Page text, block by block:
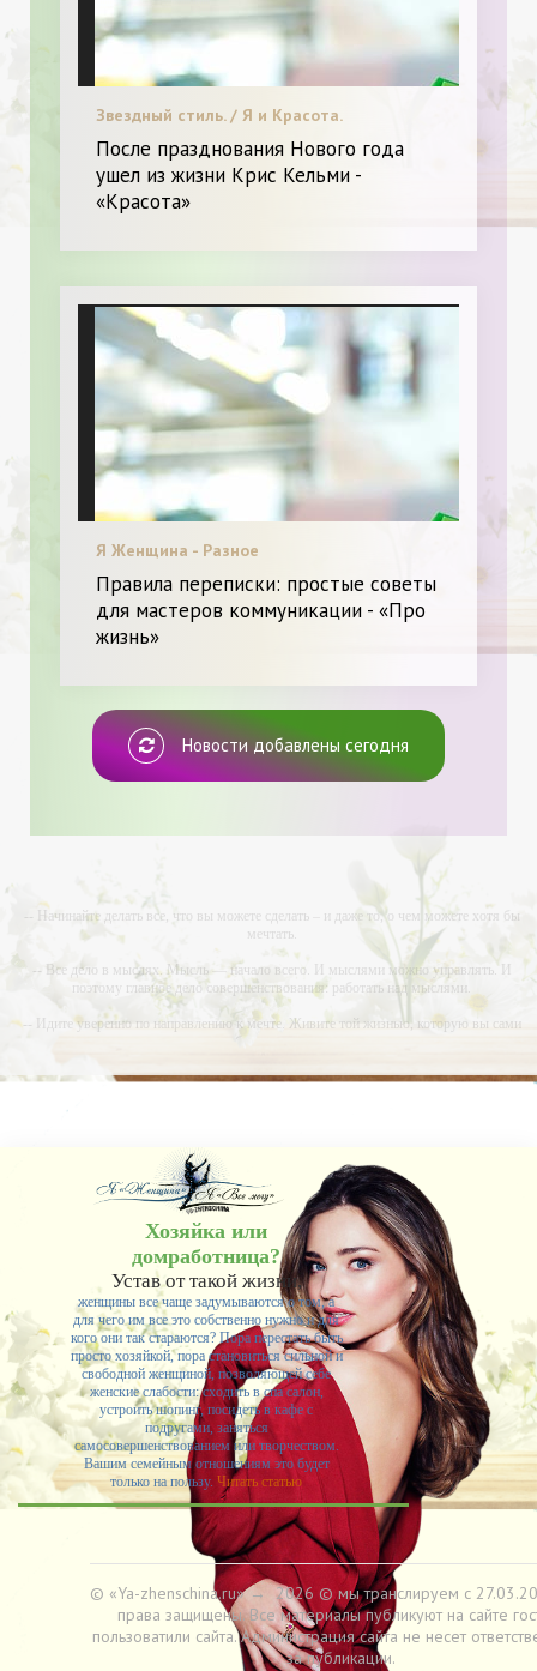
Звездный стиль. / Я и Красота.
После празднования Нового года
ушел из жизни Крис Кельми -
«Красота»
Я Женщина - Разное
Правила переписки: простые советы
для мастеров коммуникации - «Про
жизнь»
Новости добавлены сегодня
-- Начинайте делать все, что вы можете сделать – и даже то, о чем можете хотя бы
мечтать.
-- Все дело в мыслях. Мысль — начало всего. И мыслями можно управлять. И
поэтому главное дело совершенствования: работать над мыслями.
-- Идите уверенно по направлению к мечте. Живите той жизнью, которую вы сами
себе придумали.
-- Самое большое богатство — это ум. Самая большая нищета — глупость. Из всех
никогда не бывает полезен никому, кроме того, кто его дал.
-- Люблю давать советы и очень не люблю, когда их дают мне.
Хозяйка или
домработница?
Устав от такой жизни,
женщины все чаще задумываются о том, а
для чего им все это собственно нужно и для
кого они так стараются? Пора перестать быть
просто хозяйкой, пора становиться сильной и
свободной женщиной, позволяющей себе
женские слабости: сходить в спа салон,
устроить шопинг, посидеть в кафе с
подругами, заняться
самосовершенствованием или творчеством.
Вашим семейным отношениям это будет
только на пользу. Читать статью
© «Ya-zhenschina.ru»→ 2026 © мы транслируем с
права защищены. Все материалы публикуют на сайте
пользоватили сайта. Администрация сайта не несет
за публикации.